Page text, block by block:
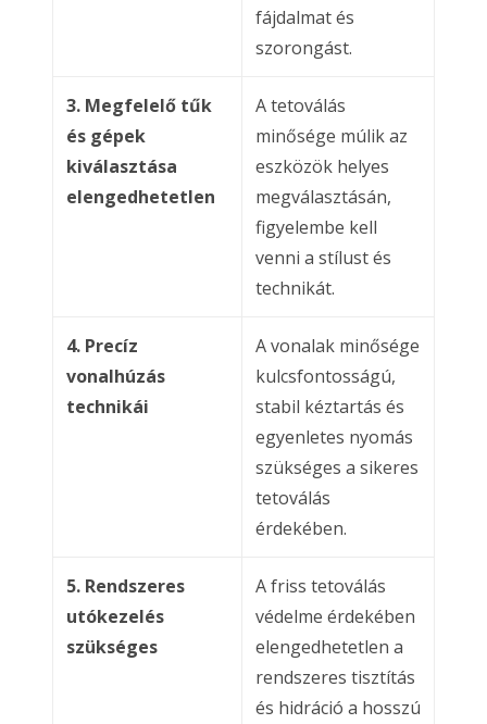
fájdalmat és
szorongást.
3. Megfelelő tűk
és gépek
kiválasztása
elengedhetetlen
A tetoválás
minősége múlik az
eszközök helyes
megválasztásán,
figyelembe kell
venni a stílust és
technikát.
4. Precíz
vonalhúzás
technikái
A vonalak minősége
kulcsfontosságú,
stabil kéztartás és
egyenletes nyomás
szükséges a sikeres
tetoválás
érdekében.
5. Rendszeres
utókezelés
szükséges
A friss tetoválás
védelme érdekében
elengedhetetlen a
rendszeres tisztítás
és hidráció a hosszú